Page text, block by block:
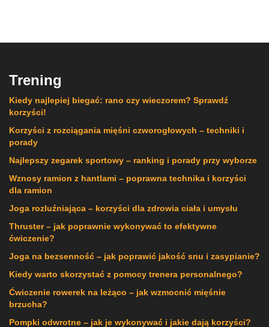
Trening
Kiedy najlepiej biegać: rano czy wieczorem? Sprawdź
korzyści!
Korzyści z rozciągania mięśni czworogłowych – techniki i
porady
Najlepszy zegarek sportowy – ranking i porady przy wyborze
Wznosy ramion z hantlami – poprawna technika i korzyści
dla ramion
Joga rozluźniająca – korzyści dla zdrowia ciała i umysłu
Thruster – jak poprawnie wykonywać to efektywne
ćwiczenie?
Joga na bezsenność – jak poprawić jakość snu i zasypianie?
Kiedy warto skorzystać z pomocy trenera personalnego?
Ćwiczenie rowerek na leżąco – jak wzmocnić mięśnie
brzucha?
Pompki odwrotne – jak je wykonywać i jakie dają korzyści?